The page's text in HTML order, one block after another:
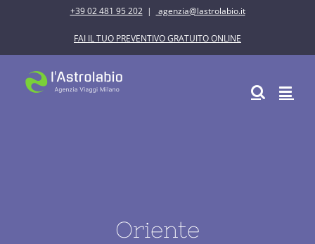
contenuto
+39 02 481 95 202 | agenzia@lastrolabio.it
FAI IL TUO PREVENTIVO GRATUITO ONLINE
Oriente